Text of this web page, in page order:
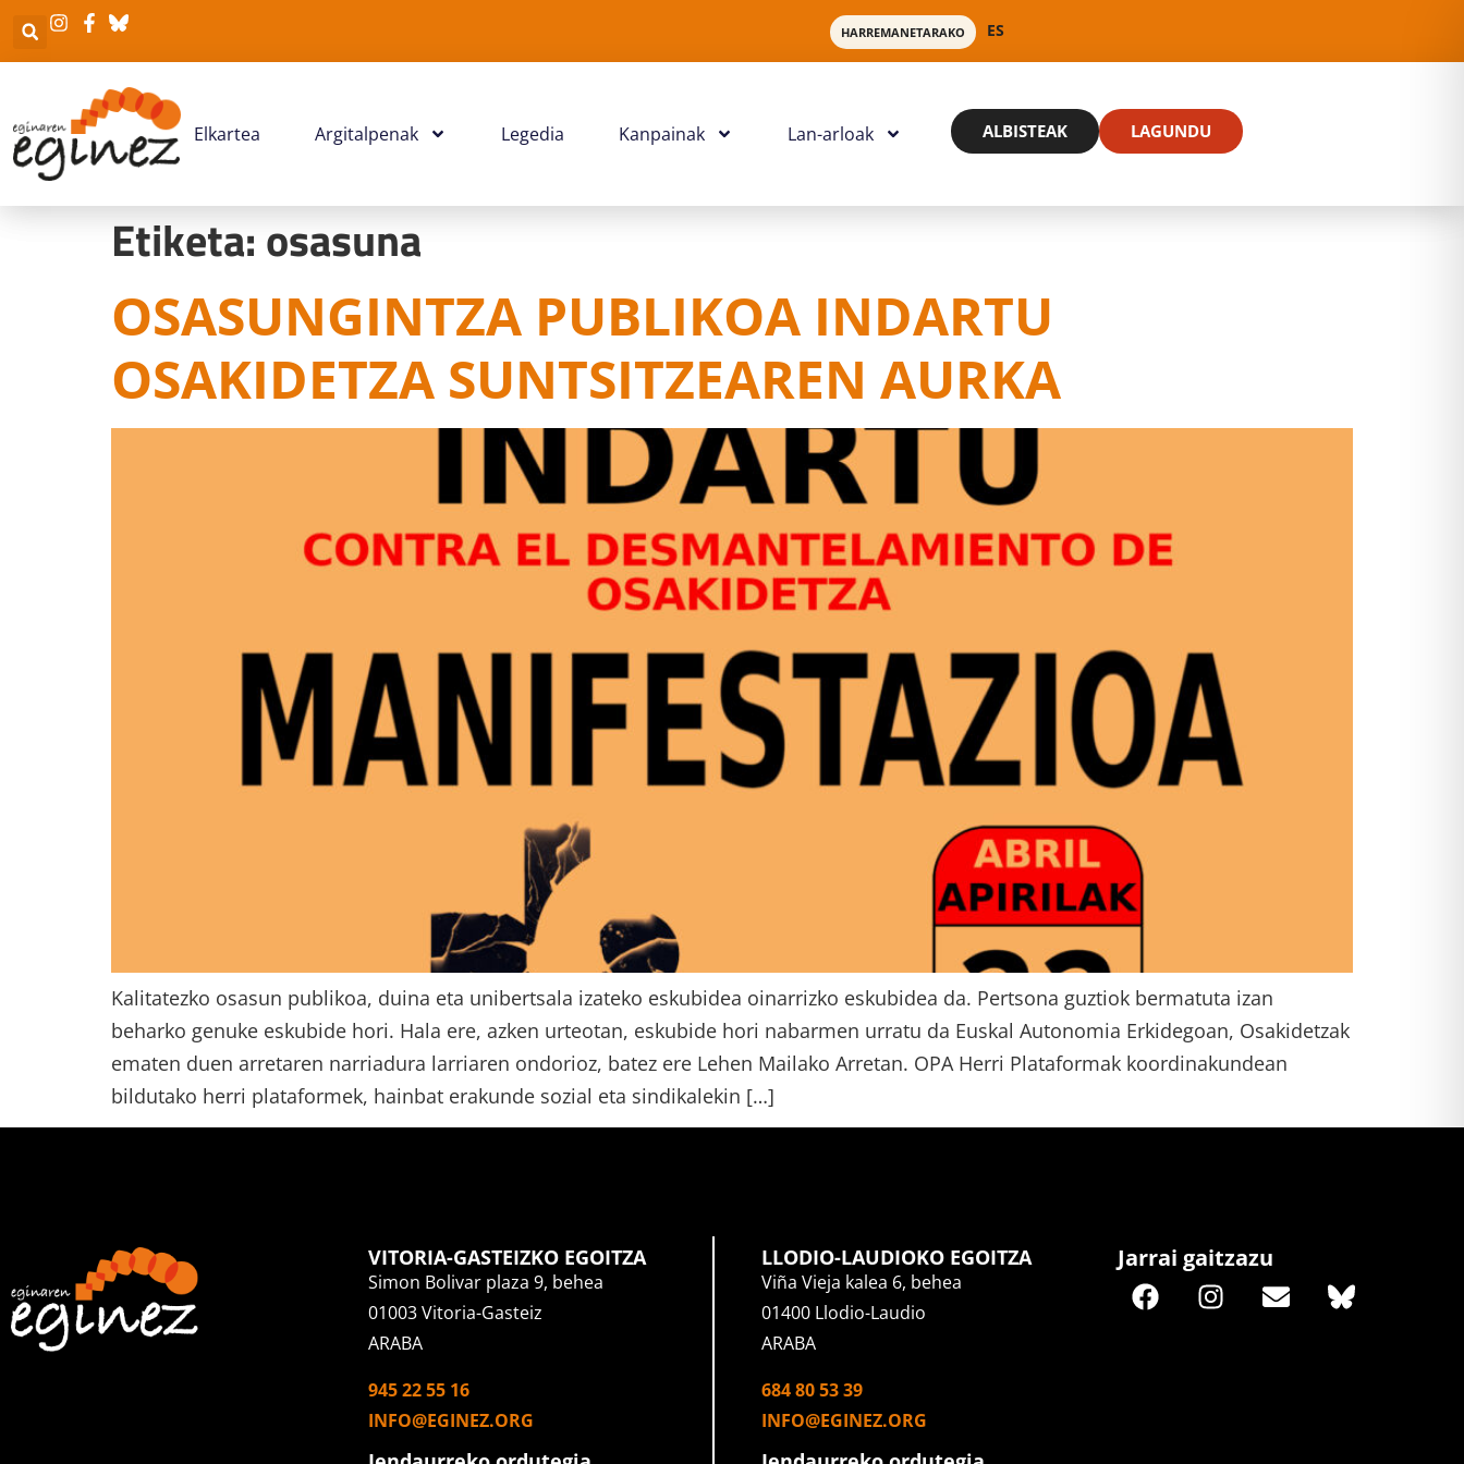
HARREMANETARAKO ES
Elkartea Argitalpenak Legedia Kanpainak Lan-arloak ALBISTEAK LAGUNDU
Etiketa:osasuna
OSASUNGINTZA PUBLIKOA INDARTU
OSAKIDETZA SUNTSITZEAREN AURKA
Kalitatezko osasun publikoa, duina eta unibertsala izateko eskubidea oinarrizko eskubidea da. Pertsona guztiok bermatuta izan
beharko genuke eskubide hori. Hala ere, azken urteotan, eskubide hori nabarmen urratu da Euskal Autonomia Erkidegoan, Osakidetzak
ematen duen arretaren narriadura larriaren ondorioz, batez ere Lehen Mailako Arretan. OPA Herri Plataformak koordinakundean
bildutako herri plataformek, hainbat erakunde sozial eta sindikalekin […]
VITORIA-GASTEIZKO EGOITZA
Simon Bolivar plaza 9, behea
01003 Vitoria-Gasteiz
ARABA
945 22 55 16
INFO@EGINEZ.ORG
LLODIO-LAUDIOKO EGOITZA
Viña Vieja kalea 6, behea
01400 Llodio-Laudio
ARABA
684 80 53 39
INFO@EGINEZ.ORG
Jarrai gaitzazu